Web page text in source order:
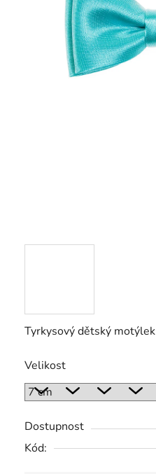
Tyrkysový dětský motýlek
Velikost
Dostupnost
Kód: